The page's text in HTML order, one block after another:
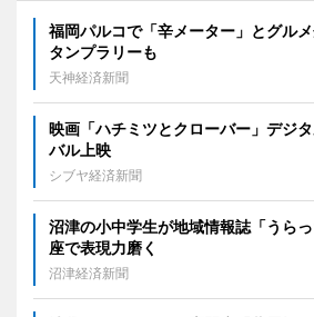
福岡パルコで「辛メーター」とグル
タンプラリーも
天神経済新聞
映画「ハチミツとクローバー」デジ
バル上映
シブヤ経済新聞
沼津の小中学生が地域情報誌「うら
座で表現力磨く
沼津経済新聞